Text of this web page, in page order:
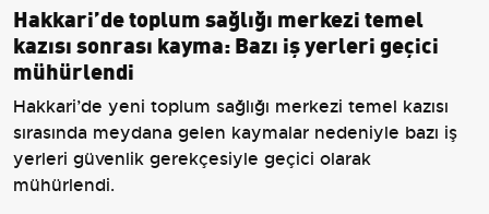
Hakkari’de toplum sağlığı merkezi temel
kazısı sonrası kayma: Bazı iş yerleri geçici
mühürlendi
Hakkari’de yeni toplum sağlığı merkezi temel kazısı
sırasında meydana gelen kaymalar nedeniyle bazı iş
yerleri güvenlik gerekçesiyle geçici olarak
mühürlendi.